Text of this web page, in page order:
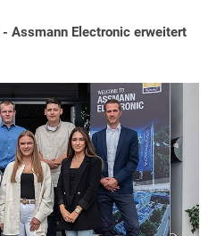
Assmann Electronic erweitert